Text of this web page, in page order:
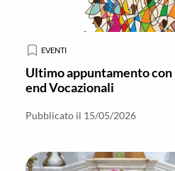
EVENTI
Ultimo appuntamento
end Vocazionali
Pubblicato il 15/05/2026